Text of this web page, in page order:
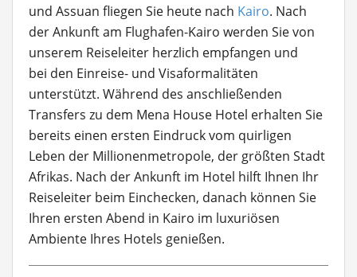
und Assuan fliegen Sie heute nach Kairo. Nach
der Ankunft am Flughafen-Kairo werden Sie von
unserem Reiseleiter herzlich empfangen und
bei den Einreise- und Visaformalitäten
unterstützt. Während des anschließenden
Transfers zu dem Mena House Hotel erhalten Sie
bereits einen ersten Eindruck vom quirligen
Leben der Millionenmetropole, der größten Stadt
Afrikas. Nach der Ankunft im Hotel hilft Ihnen Ihr
Reiseleiter beim Einchecken, danach können Sie
Ihren ersten Abend in Kairo im luxuriösen
Ambiente Ihres Hotels genießen.